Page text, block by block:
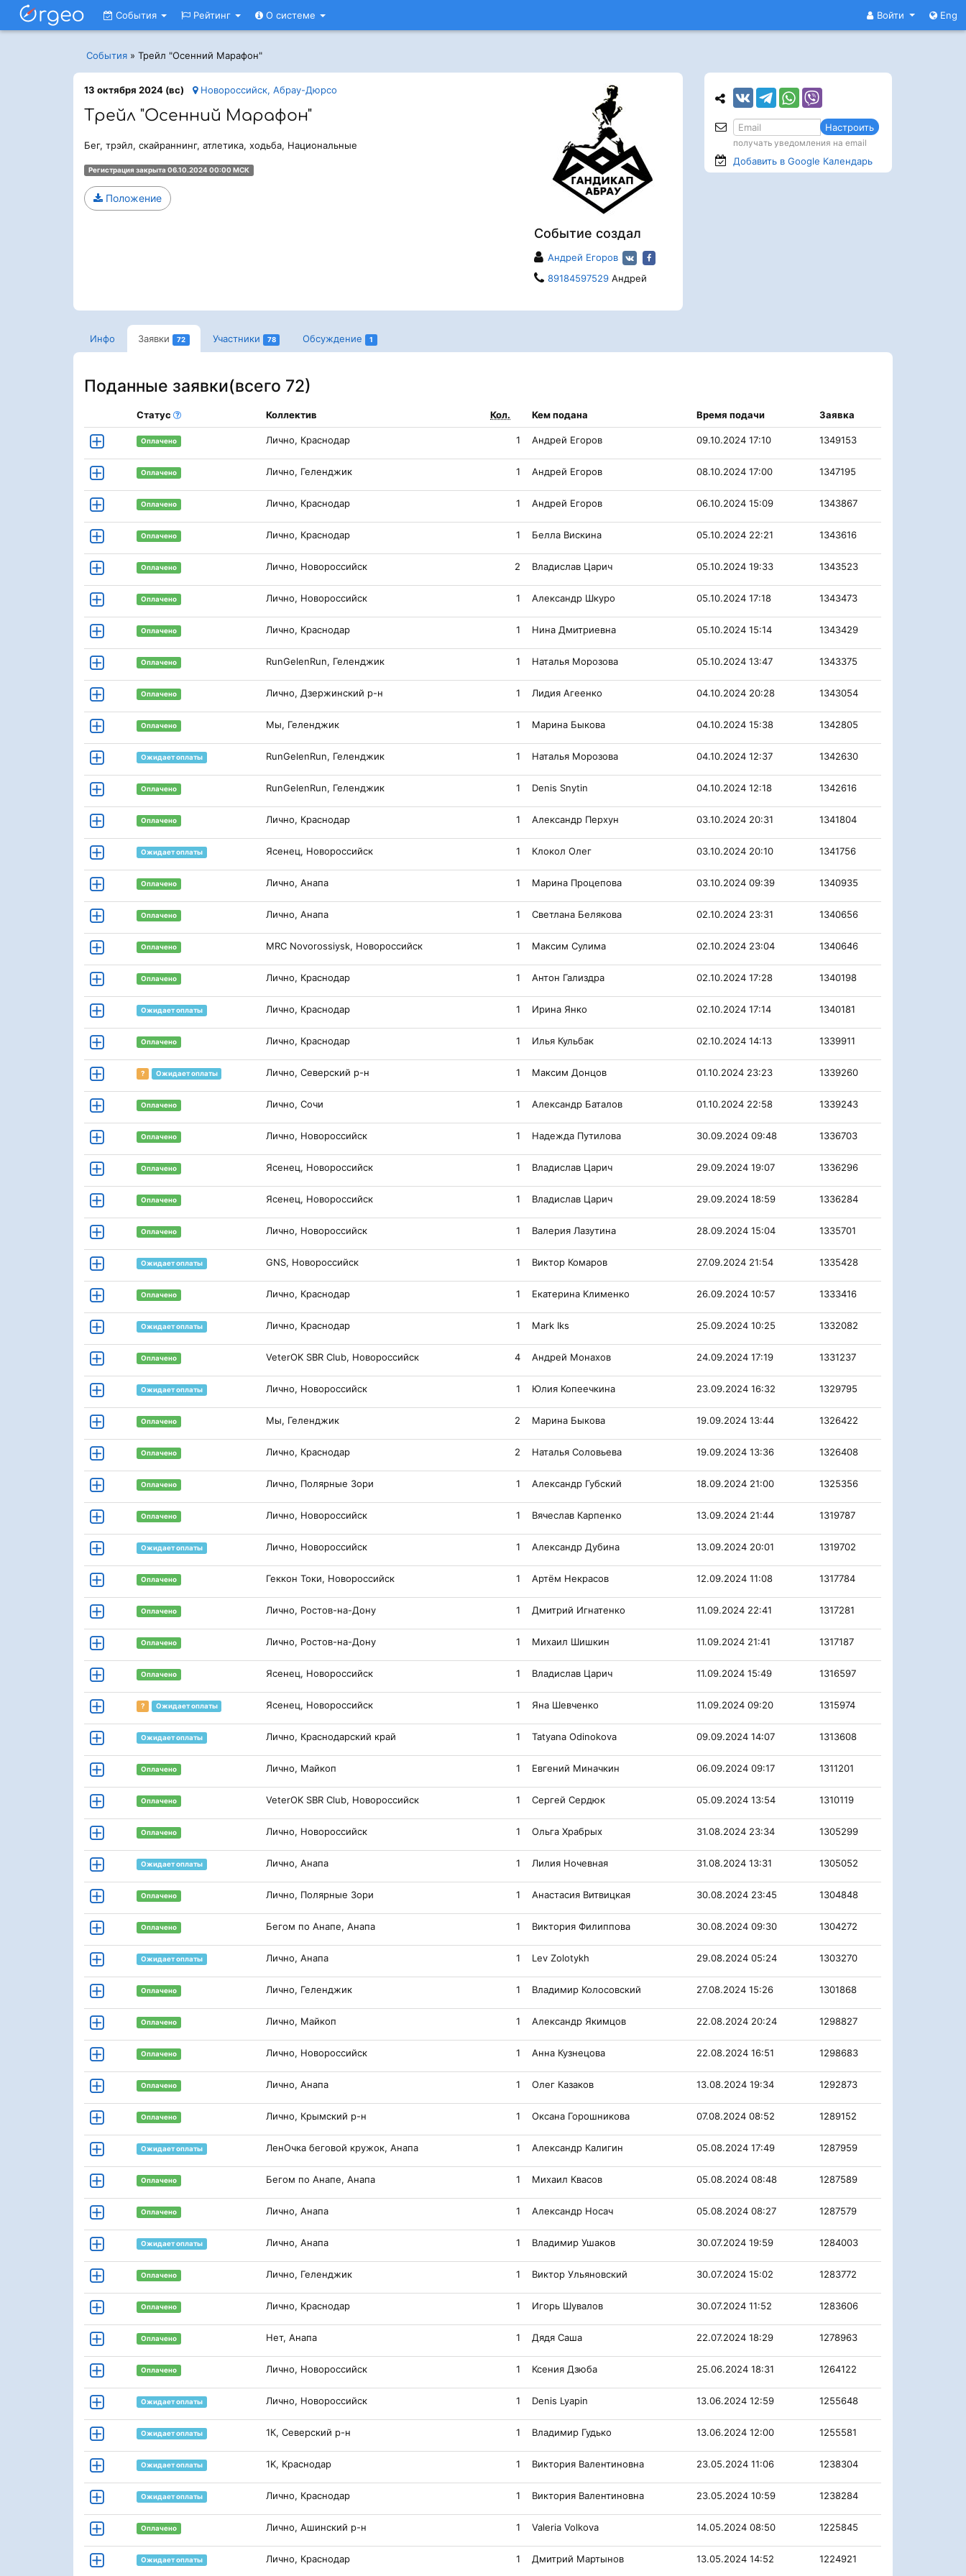
Войти Eng
События Рейтинг О системе
События » Трейл "Осенний Марафон"
Событие создал
Андрей Егоров
89184597529Андрей
13 октября 2024 (вс) Новороссийск, Абрау-Дюрсо
Трейл "Осенний Марафон"
Бег, трэйл, скайраннинг, атлетика, ходьба, Национальные
Регистрация закрыта 06.10.2024 00:00 МСК
Положение
Инфо Заявки 72 Участники 78 Обсуждение 1
Поданные заявки(всего 72)
Статус Коллектив Кол. Кем подана Время подачи Заявка
Оплачено Лично, Краснодар 1 Андрей Егоров 09.10.2024 17:10 1349153
Оплачено Лично, Геленджик 1 Андрей Егоров 08.10.2024 17:00 1347195
Оплачено Лично, Краснодар 1 Андрей Егоров 06.10.2024 15:09 1343867
Оплачено Лично, Краснодар 1 Белла Вискина 05.10.2024 22:21 1343616
Оплачено Лично, Новороссийск 2 Владислав Царич 05.10.2024 19:33 1343523
Оплачено Лично, Новороссийск 1 Александр Шкуро 05.10.2024 17:18 1343473
Оплачено Лично, Краснодар 1 Нина Дмитриевна 05.10.2024 15:14 1343429
Оплачено RunGelenRun, Геленджик 1 Наталья Морозова 05.10.2024 13:47 1343375
Оплачено Лично, Дзержинский р-н 1 Лидия Агеенко 04.10.2024 20:28 1343054
Оплачено Мы, Геленджик 1 Марина Быкова 04.10.2024 15:38 1342805
Ожидает оплаты RunGelenRun, Геленджик 1 Наталья Морозова 04.10.2024 12:37 1342630
Оплачено RunGelenRun, Геленджик 1 Denis Snytin 04.10.2024 12:18 1342616
Оплачено Лично, Краснодар 1 Александр Перхун 03.10.2024 20:31 1341804
Ожидает оплаты Ясенец, Новороссийск 1 Клокол Олег 03.10.2024 20:10 1341756
Оплачено Лично, Анапа 1 Марина Процепова 03.10.2024 09:39 1340935
Оплачено Лично, Анапа 1 Светлана Белякова 02.10.2024 23:31 1340656
Оплачено MRC Novorossiysk, Новороссийск 1 Максим Сулима 02.10.2024 23:04 1340646
Оплачено Лично, Краснодар 1 Антон Гализдра 02.10.2024 17:28 1340198
Ожидает оплаты Лично, Краснодар 1 Ирина Янко 02.10.2024 17:14 1340181
Оплачено Лично, Краснодар 1 Илья Кульбак 02.10.2024 14:13 1339911
? Ожидает оплаты Лично, Северский р-н 1 Максим Донцов 01.10.2024 23:23 1339260
Оплачено Лично, Сочи 1 Александр Баталов 01.10.2024 22:58 1339243
Оплачено Лично, Новороссийск 1 Надежда Путилова 30.09.2024 09:48 1336703
Оплачено Ясенец, Новороссийск 1 Владислав Царич 29.09.2024 19:07 1336296
Оплачено Ясенец, Новороссийск 1 Владислав Царич 29.09.2024 18:59 1336284
Оплачено Лично, Новороссийск 1 Валерия Лазутина 28.09.2024 15:04 1335701
Ожидает оплаты GNS, Новороссийск 1 Виктор Комаров 27.09.2024 21:54 1335428
Оплачено Лично, Краснодар 1 Екатерина Клименко 26.09.2024 10:57 1333416
Ожидает оплаты Лично, Краснодар 1 Mark Iks 25.09.2024 10:25 1332082
Оплачено VeterOK SBR Club, Новороссийск 4 Андрей Монахов 24.09.2024 17:19 1331237
Ожидает оплаты Лично, Новороссийск 1 Юлия Копеечкина 23.09.2024 16:32 1329795
Оплачено Мы, Геленджик 2 Марина Быкова 19.09.2024 13:44 1326422
Оплачено Лично, Краснодар 2 Наталья Соловьева 19.09.2024 13:36 1326408
Оплачено Лично, Полярные Зори 1 Александр Губский 18.09.2024 21:00 1325356
Оплачено Лично, Новороссийск 1 Вячеслав Карпенко 13.09.2024 21:44 1319787
Ожидает оплаты Лично, Новороссийск 1 Александр Дубина 13.09.2024 20:01 1319702
Оплачено Геккон Токи, Новороссийск 1 Артём Некрасов 12.09.2024 11:08 1317784
Оплачено Лично, Ростов-на-Дону 1 Дмитрий Игнатенко 11.09.2024 22:41 1317281
Оплачено Лично, Ростов-на-Дону 1 Михаил Шишкин 11.09.2024 21:41 1317187
Оплачено Ясенец, Новороссийск 1 Владислав Царич 11.09.2024 15:49 1316597
? Ожидает оплаты Ясенец, Новороссийск 1 Яна Шевченко 11.09.2024 09:20 1315974
Ожидает оплаты Лично, Краснодарский край 1 Tatyana Odinokova 09.09.2024 14:07 1313608
Оплачено Лично, Майкоп 1 Евгений Миначкин 06.09.2024 09:17 1311201
Оплачено VeterOK SBR Club, Новороссийск 1 Сергей Сердюк 05.09.2024 13:54 1310119
Оплачено Лично, Новороссийск 1 Ольга Храбрых 31.08.2024 23:34 1305299
Ожидает оплаты Лично, Анапа 1 Лилия Ночевная 31.08.2024 13:31 1305052
Оплачено Лично, Полярные Зори 1 Анастасия Витвицкая 30.08.2024 23:45 1304848
Оплачено Бегом по Анапе, Анапа 1 Виктория Филиппова 30.08.2024 09:30 1304272
Ожидает оплаты Лично, Анапа 1 Lev Zolotykh 29.08.2024 05:24 1303270
Оплачено Лично, Геленджик 1 Владимир Колосовский 27.08.2024 15:26 1301868
Оплачено Лично, Майкоп 1 Александр Якимцов 22.08.2024 20:24 1298827
Оплачено Лично, Новороссийск 1 Анна Кузнецова 22.08.2024 16:51 1298683
Оплачено Лично, Анапа 1 Олег Казаков 13.08.2024 19:34 1292873
Оплачено Лично, Крымский р-н 1 Оксана Горошникова 07.08.2024 08:52 1289152
Ожидает оплаты ЛенОчка беговой кружок, Анапа 1 Александр Калигин 05.08.2024 17:49 1287959
Оплачено Бегом по Анапе, Анапа 1 Михаил Квасов 05.08.2024 08:48 1287589
Оплачено Лично, Анапа 1 Александр Носач 05.08.2024 08:27 1287579
Ожидает оплаты Лично, Анапа 1 Владимир Ушаков 30.07.2024 19:59 1284003
Оплачено Лично, Геленджик 1 Виктор Ульяновский 30.07.2024 15:02 1283772
Оплачено Лично, Краснодар 1 Игорь Шувалов 30.07.2024 11:52 1283606
Оплачено Нет, Анапа 1 Дядя Саша 22.07.2024 18:29 1278963
Оплачено Лично, Новороссийск 1 Ксения Дзюба 25.06.2024 18:31 1264122
Ожидает оплаты Лично, Новороссийск 1 Denis Lyapin 13.06.2024 12:59 1255648
Ожидает оплаты 1К, Северский р-н 1 Владимир Гудько 13.06.2024 12:00 1255581
Ожидает оплаты 1K, Краснодар 1 Виктория Валентиновна 23.05.2024 11:06 1238304
Ожидает оплаты Лично, Краснодар 1 Виктория Валентиновна 23.05.2024 10:59 1238284
Оплачено Лично, Ашинский р-н 1 Valeria Volkova 14.05.2024 08:50 1225845
Ожидает оплаты Лично, Краснодар 1 Дмитрий Мартынов 13.05.2024 14:52 1224921
Настроить
получать уведомления на email
Добавить в Google Календарь